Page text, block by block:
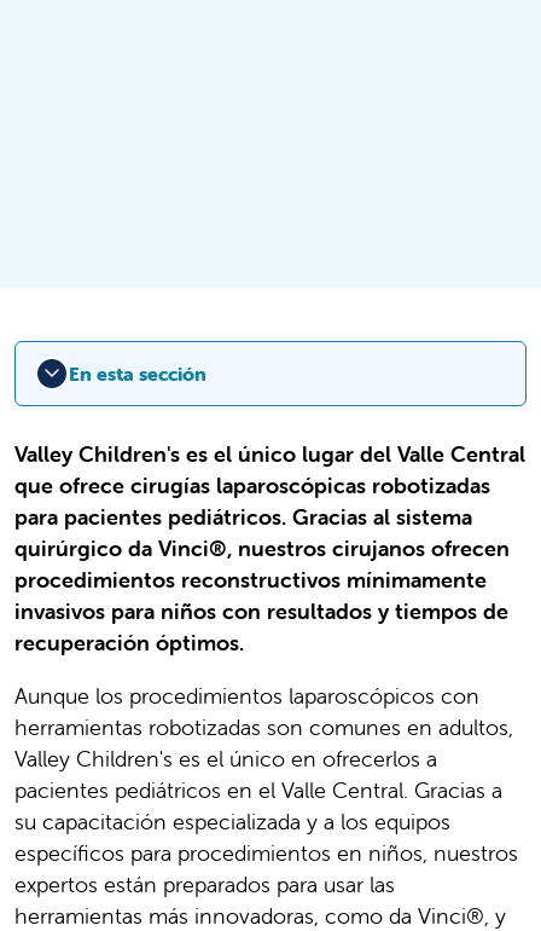
En esta sección
Valley Children's es el único lugar del Valle Central
que ofrece cirugías laparoscópicas robotizadas
para pacientes pediátricos. Gracias al sistema
quirúrgico da Vinci®, nuestros cirujanos ofrecen
procedimientos reconstructivos mínimamente
invasivos para niños con resultados y tiempos de
recuperación óptimos.
Aunque los procedimientos laparoscópicos con
herramientas robotizadas son comunes en adultos,
Valley Children's es el único en ofrecerlos a
pacientes pediátricos en el Valle Central. Gracias a
su capacitación especializada y a los equipos
específicos para procedimientos en niños, nuestros
expertos están preparados para usar las
herramientas más innovadoras, como da Vinci®, y